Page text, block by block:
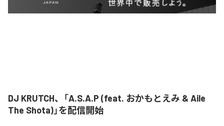
DJ KRUTCH、「A.S.A.P (feat. おかもとえみ & Aile
The Shota)」を配信開始